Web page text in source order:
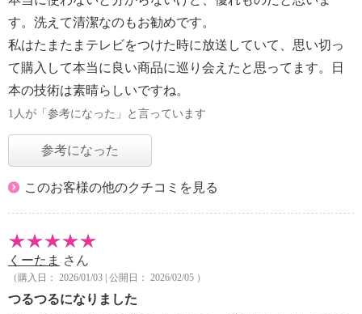
す。洗えて清潔なのもお勧めです。
私はたまたまテレビをつけた時に放送していて、思い切っ
て購入して本当に良い商品に巡り会えたと思ってます。日
本の技術は素晴らしいですね。
1人が「参考になった」と言っています
参考になった
このお客様の他のクチコミを見る
くーたま さん
（購入日： 2026/01/03 | 公開日： 2026/02/05 ）
つるつるになりました